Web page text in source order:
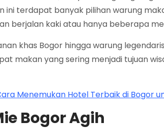
ini terdapat banyak pilihan warung
berjalan kaki atau hanya beberapa
khas Bogor hingga warung
makan yang sering menjadi tujuan
Menemukan Hotel Terbaik di Bogor
Bogor Agih